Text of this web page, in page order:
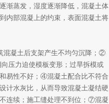
渐蒸发，湿度逐渐降低，混凝土体
内部混凝上的约束，表面混凝土将
凝土后支架产生不均匀沉降；②
压力迫使模板变形；过旱拆模或
易性不好；④混凝土配合比不符合
计水灰比，从而导致混凝土凝结硬
连续；施工缝处理不到位；⑦混凝